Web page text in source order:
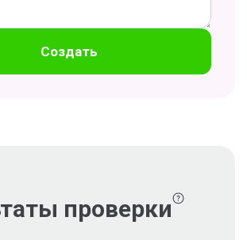
Создать
проверки